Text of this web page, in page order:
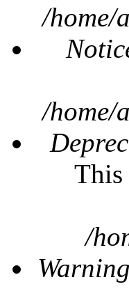
/home/
/home/
This
/
Warning